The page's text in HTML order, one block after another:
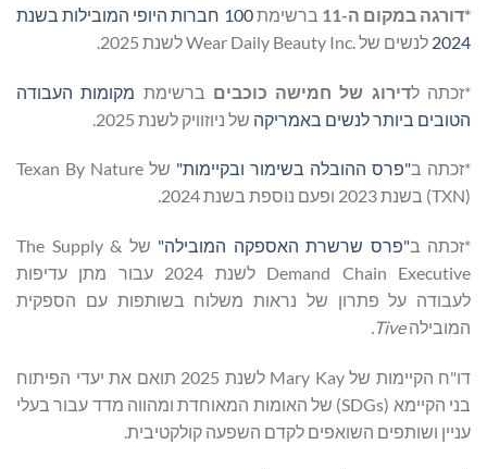
*דורגה במקום ה-11 ברשימת
100 חברות היופי המובילות בשנת
2024 לנשים של .Wear Daily Beauty Inc לשנת 2025.
*זכתה לדירוג של חמישה כוכבים ברשימת מקומות העבודה
הטובים ביותר לנשים באמריקה של ניוזוויק לשנת 2025.
*זכתה ב"פרס ההובלה בשימור ובקיימות"
של Texan By Nature
(TXN) בשנת 2023 ופעם נוספת בשנת 2024.
*זכתה ב"פרס שרשרת האספקה המובילה"
של The Supply &
Demand Chain Executive לשנת 2024 עבור מתן עדיפות
לעבודה על פתרון של נראות משלוח בשותפות עם הספקית
המובילהTive
.
דו"ח הקיימות של Mary Kay לשנת 2025 תואם את יעדי הפיתוח
בני הקיימא (SDGs) של האומות המאוחדת ומהווה מדד עבור בעלי
עניין ושותפים השואפים לקדם השפעה קולקטיבית.